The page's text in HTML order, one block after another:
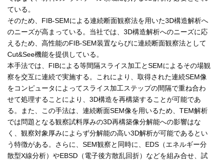
ている。
そのため、FIB-SEMによる連続断面観察法を用いた3D構造解析へ
のニーズが高まっている。当社では、3D構造解析へのニーズに応
えるため、高性能のFIB-SEM装置ならびに連続断面観察法として
Cut&See機能を提供している。
本手法では、FIBによる等間隔スライス加工とSEMによるその場観
察を交互に連続で実施する。これにより、取得された連続SEM像
をコンピュータによってスライス加工ステップの間隔で重ね合わ
せて処理することにより、3D構造を再構築することが可能であ
る。また、この手法は、連続断面SEM像を用いるため、TEM解析
では問題となる観察試料厚みの3D再構築像分解能への影響はな
く、観察対象厚みによらず分解能の高い3D解析が可能であるとい
う特徴がある。さらに、SEM観察と同時に、EDS（エネルギー分
散型X線分析）やEBSD（電子後方散乱回折）などを組み合せ、試